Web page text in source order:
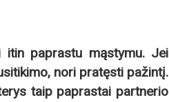
paprastu mąstymu. Jei
nori pratęsti pažintį.
taip paprastai partnerio